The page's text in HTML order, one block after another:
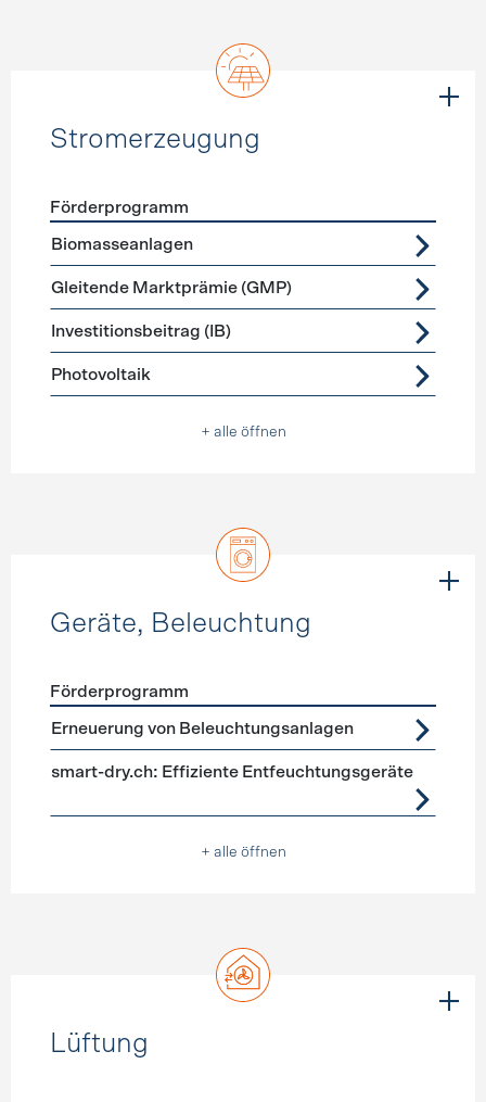
Stromerzeugung
Förderprogramme
Förderprogramm
Biomasseanlagen
Gleitende Marktprämie (GMP)
Investitionsbeitrag (IB)
Photovoltaik
+ alle öffnen
Geräte, Beleuchtung
Förderprogramme Geräte, Beleuchtung
Förderprogramm
Erneuerung von Beleuchtungsanlagen
smart-dry.ch: Effiziente Entfeuchtungsgeräte
+ alle öffnen
Lüftung